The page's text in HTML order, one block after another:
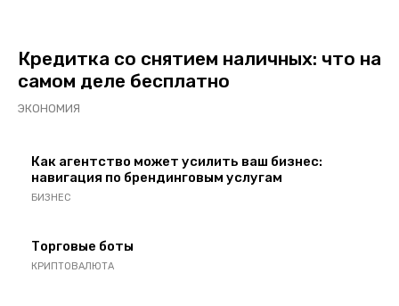
Кредитка со снятием наличных: что на
самом деле бесплатно
ЭКОНОМИЯ
Как агентство может усилить ваш бизнес:
навигация по брендинговым услугам
БИЗНЕС
Торговые боты
КРИПТОВАЛЮТА